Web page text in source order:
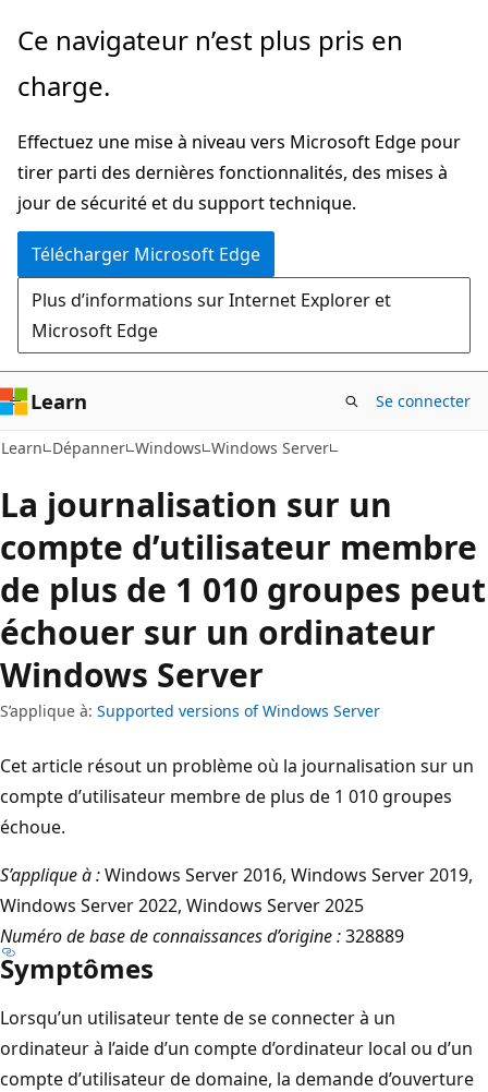
Passer
directement
au
principal
Ce navigateur n’est plus pris en
charge.
Effectuez une mise à niveau vers Microsoft Edge pour
tirer parti des dernières fonctionnalités, des mises à
jour de sécurité et du support technique.
Télécharger Microsoft Edge
Plus d’informations sur Internet Explorer et
Microsoft Edge
Learn Se connecter
Learn Dépanner Windows Windows Server
La journalisation sur un
compte d’utilisateur membre
de plus de 1 010 groupes peut
échouer sur un ordinateur
Windows Server
S’applique à: Supported versions of Windows Server
Cet article résout un problème où la journalisation sur un
compte d’utilisateur membre de plus de 1 010 groupes
échoue.
S’applique à :Windows Server 2016, Windows Server 2019,
Windows Server 2022, Windows Server 2025
Numéro de base de connaissances d’origine :328889
Symptômes
Lorsqu’un utilisateur tente de se connecter à un
ordinateur à l’aide d’un compte d’ordinateur local ou d’un
compte d’utilisateur de domaine, la demande d’ouverture